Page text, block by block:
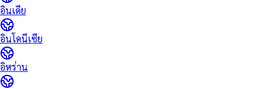
อินเดีย
อินโดนีเซีย
อิหร่าน